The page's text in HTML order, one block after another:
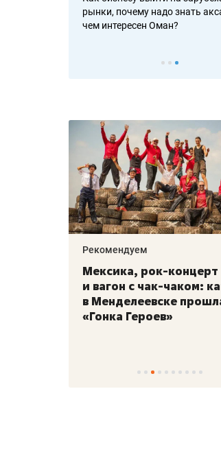
рынки, почему надо знать
чем интересен Оман?
Рекомендуем
Мексика, рок-концерт
и вагон с чак-чаком:
в Менделеевске
«Гонка Героев»